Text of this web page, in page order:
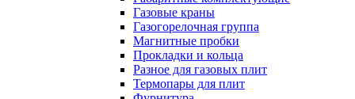
Газовые краны
Газогорелочная группа
Магнитные пробки
Прокладки и кольца
Разное для газовых плит
Термопары для плит